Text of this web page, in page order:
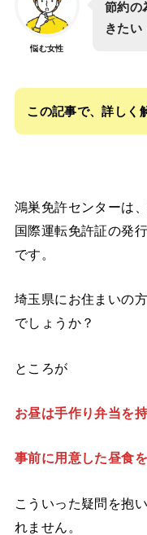
悩む女性
節約の
きたい
この記事で、詳しく
鴻巣免許センターは
国際運転免許証の発
です。
埼玉県にお住まいの
でしょうか？
ところが
お昼は手作り弁当を
事前に用意した昼食
こういった疑問を抱
れません。